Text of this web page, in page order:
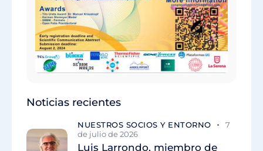
Noticias recientes
NUESTROS SOCIOS Y ENTORNO
7
de julio de 2026
Luis Larrondo, miembro de